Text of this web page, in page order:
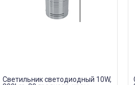
Светильник светодиодный 10W,